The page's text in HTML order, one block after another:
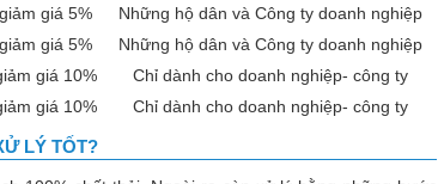
giá 5%
Những hộ dân và Công ty doanh nghiệp
giá 5%
Những hộ dân và Công ty doanh nghiệp
giá 10%
Chỉ dành cho doanh nghiệp- công ty
giá 10% Chỉ dành cho doanh nghiệp- công ty
LÝ TỐT?